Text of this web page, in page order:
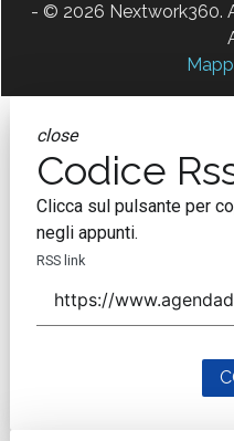
- © 2026 Nextwork360.
close
Codice
Clicca sul pulsante per
negli appunti.
RSS link